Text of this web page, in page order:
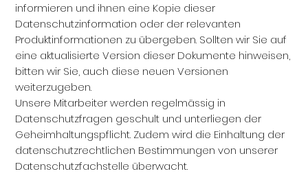
informieren und ihnen eine Kopie dieser
Datenschutzinformation oder der relevanten
Produktinformationen zu übergeben. Sollten wir Sie auf
eine aktualisierte Version dieser Dokumente hinweisen,
bitten wir Sie, auch diese neuen Versionen
weiterzugeben.
Unsere Mitarbeiter werden regelmässig in
Datenschutzfragen geschult und unterliegen der
Geheimhaltungspflicht. Zudem wird die Einhaltung der
datenschutzrechtlichen Bestimmungen von unserer
Datenschutzfachstelle überwacht.